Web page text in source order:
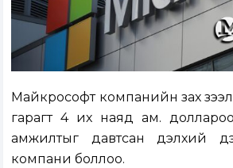
Майкрософт компанийн зах
гарагт 4 их наяд ам.
амжилтыг давтсан дэлхий
компани боллоо.